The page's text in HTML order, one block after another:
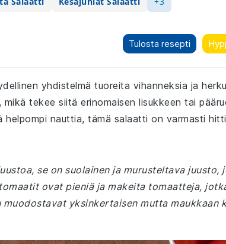
Tulosta resepti
yhdistelmä tuoreita vihanneksia ja
tekee siitä erinomaisen lisukkeen tai
helpompi nauttia, tämä salaatti on varmasti
se on suolainen ja murusteltava juusto,
ovat pieniä ja makeita tomaatteja,
yksinkertaisen mutta maukkaan